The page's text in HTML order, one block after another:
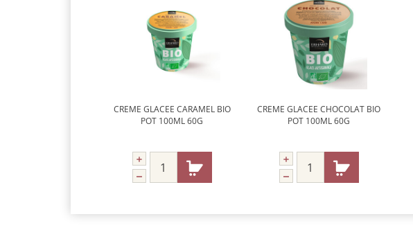
CREME GLACEE CARAMEL BIO
POT 100ML 60G
CREME GLACEE CHOCOLAT BIO
POT 100ML 60G